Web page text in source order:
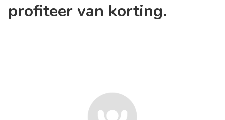
profiteer van korting.